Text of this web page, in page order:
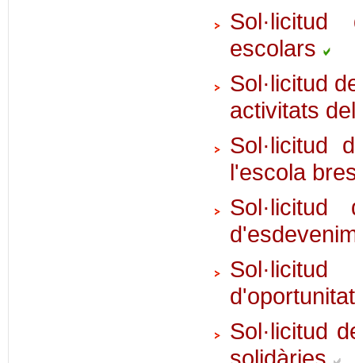
escolars
Sol·licitud
activitats
Sol·licitud
l'escola
Sol·licitud